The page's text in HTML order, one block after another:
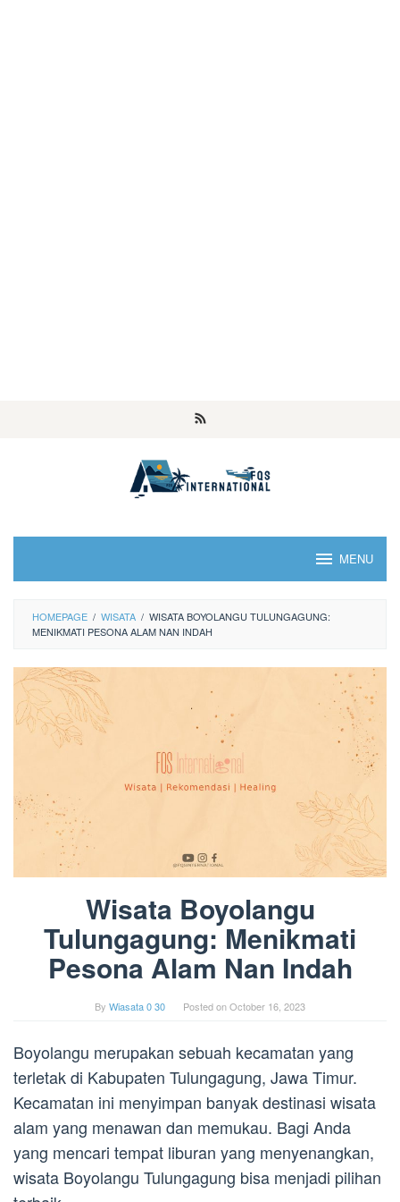
MENU
HOMEPAGE / WISATA / WISATA BOYOLANGU TULUNGAGUNG:
MENIKMATI PESONA ALAM NAN INDAH
Wisata Boyolangu
Tulungagung: Menikmati
Pesona Alam Nan Indah
By Wiasata 0 30 Posted onOctober 16, 2023
Boyolangu merupakan sebuah kecamatan yang
terletak di Kabupaten Tulungagung, Jawa Timur.
Kecamatan ini menyimpan banyak destinasi wisata
alam yang menawan dan memukau. Bagi Anda
yang mencari tempat liburan yang menyenangkan,
wisata Boyolangu Tulungagung bisa menjadi pilihan